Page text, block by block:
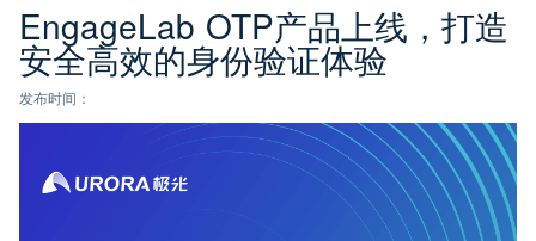
EngageLab OTP产品上线，打造
安全高效的身份验证体验
发布时间：